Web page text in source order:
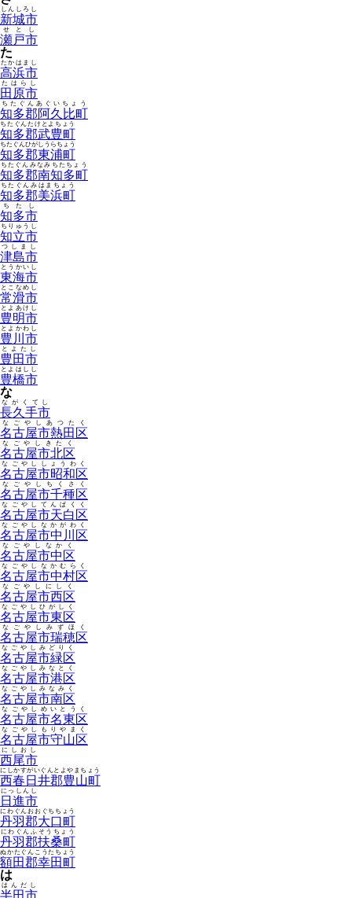
新城市
しんしろし
瀬戸市
せとし
た
高浜市
たかはまし
田原市
たはらし
知多郡阿久比町
ちたぐんあぐいちょう
知多郡武豊町
ちたぐんたけとよちょう
知多郡東浦町
ちたぐんひがしうらちょう
知多郡南知多町
ちたぐんみなみちたちょう
知多郡美浜町
ちたぐんみはまちょう
知多市
ちたし
知立市
ちりゅうし
津島市
つしまし
東海市
とうかいし
常滑市
とこなめし
豊明市
とよあけし
豊川市
とよかわし
豊田市
とよたし
豊橋市
とよはしし
な
長久手市
ながくてし
名古屋市熱田区
なごやしあつたく
名古屋市北区
なごやしきたく
名古屋市昭和区
なごやししょうわく
名古屋市千種区
なごやしちくさく
名古屋市天白区
なごやしてんぱくく
名古屋市中川区
なごやしなかがわく
名古屋市中区
なごやしなかく
名古屋市中村区
なごやしなかむらく
名古屋市西区
なごやしにしく
名古屋市東区
なごやしひがしく
名古屋市瑞穂区
なごやしみずほく
名古屋市緑区
なごやしみどりく
名古屋市港区
なごやしみなとく
名古屋市南区
なごやしみなみく
名古屋市名東区
なごやしめいとうく
名古屋市守山区
なごやしもりやまく
西尾市
にしおし
西春日井郡豊山町
にしかすがいぐんとよやまちょう
日進市
にっしんし
丹羽郡大口町
にわぐんおおぐちちょう
丹羽郡扶桑町
にわぐんふそうちょう
額田郡幸田町
ぬかたぐんこうたちょう
は
半田市
はんだし